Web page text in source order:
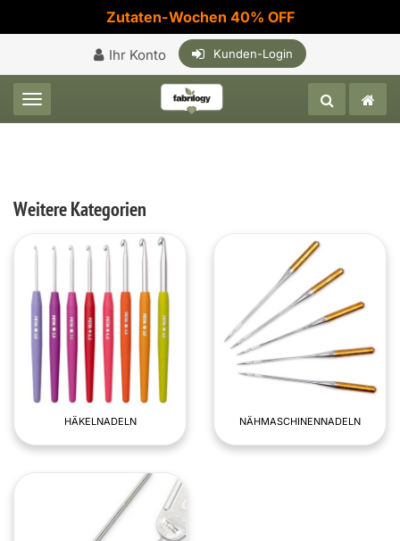
Zutaten-Wochen 40% OFF
Ihr Konto Kunden-Login
Toggle navigation
Weitere Kategorien
HÄKELNADELN NÄHMASCHINENNADELN